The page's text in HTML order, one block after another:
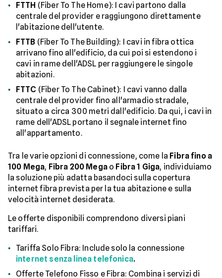
FTTH (Fiber To The Home): I cavi partono dalla
centrale del provider e raggiungono direttamente
l'abitazione dell'utente.
FTTB (Fiber To The Building): I cavi in fibra ottica
arrivano fino all'edificio, da cui poi si estendono i
cavi in rame dell'ADSL per raggiungere le singole
abitazioni.
FTTC (Fiber To The Cabinet): I cavi vanno dalla
centrale del provider fino all'armadio stradale,
situato a circa 300 metri dall'edificio. Da qui, i cavi in
rame dell'ADSL portano il segnale internet fino
all'appartamento.
Tra le varie opzioni di connessione, come la Fibra fino a
100 Mega, Fibra 200 Megao Fibra 1 Giga, individuiamo
la soluzione più adatta basandoci sulla copertura
internet fibra prevista per la tua abitazione e sulla
velocità internet desiderata.
Le offerte disponibili comprendono diversi piani
tariffari.
Tariffa Solo Fibra: Include solo la connessione
internet senza linea telefonica.
Offerte Telefono Fisso e Fibra: Combina i servizi di